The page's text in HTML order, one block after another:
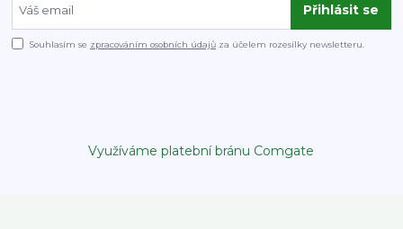
Přihlásit se
Souhlasím se zpracováním osobních údajů za účelem rozesílky newsletteru.
Využíváme platební bránu Comgate